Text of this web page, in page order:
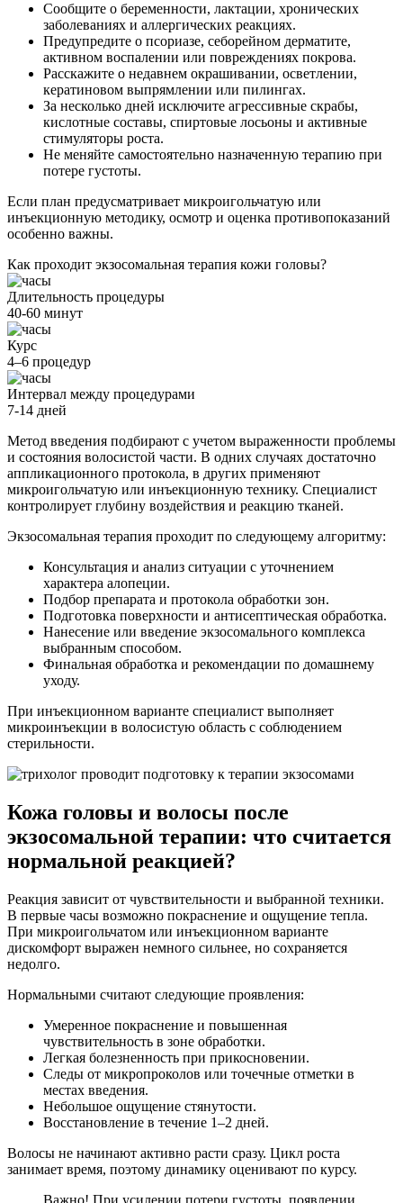
Сообщите о беременности, лактации, хронических
заболеваниях и аллергических реакциях.
Предупредите о псориазе, себорейном дерматите,
активном воспалении или повреждениях покрова.
Расскажите о недавнем окрашивании, осветлении,
кератиновом выпрямлении или пилингах.
За несколько дней исключите агрессивные скрабы,
кислотные составы, спиртовые лосьоны и активные
стимуляторы роста.
Не меняйте самостоятельно назначенную терапию при
потере густоты.
Если план предусматривает микроигольчатую или
инъекционную методику, осмотр и оценка противопоказаний
особенно важны.
Как проходит экзосомальная терапия кожи головы?
Длительность процедуры
40-60 минут
Курс
4–6 процедур
Интервал между процедурами
7-14 дней
Метод введения подбирают с учетом выраженности проблемы
и состояния волосистой части. В одних случаях достаточно
аппликационного протокола, в других применяют
микроигольчатую или инъекционную технику. Специалист
контролирует глубину воздействия и реакцию тканей.
Экзосомальная терапия проходит по следующему алгоритму:
Консультация и анализ ситуации с уточнением
характера алопеции.
Подбор препарата и протокола обработки зон.
Подготовка поверхности и антисептическая обработка.
Нанесение или введение экзосомального комплекса
выбранным способом.
Финальная обработка и рекомендации по домашнему
уходу.
При инъекционном варианте специалист выполняет
микроинъекции в волосистую область с соблюдением
стерильности.
Кожа головы и волосы после
экзосомальной терапии: что считается
нормальной реакцией?
Реакция зависит от чувствительности и выбранной техники.
В первые часы возможно покраснение и ощущение тепла.
При микроигольчатом или инъекционном варианте
дискомфорт выражен немного сильнее, но сохраняется
недолго.
Нормальными считают следующие проявления:
Умеренное покраснение и повышенная
чувствительность в зоне обработки.
Легкая болезненность при прикосновении.
Следы от микропроколов или точечные отметки в
местах введения.
Небольшое ощущение стянутости.
Восстановление в течение 1–2 дней.
Волосы не начинают активно расти сразу. Цикл роста
занимает время, поэтому динамику оценивают по курсу.
Важно! При усилении потери густоты, появлении